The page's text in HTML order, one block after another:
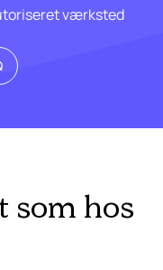
værksted
som hos